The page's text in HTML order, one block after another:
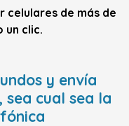
celulares de más de
un clic.
y envía
cual sea la